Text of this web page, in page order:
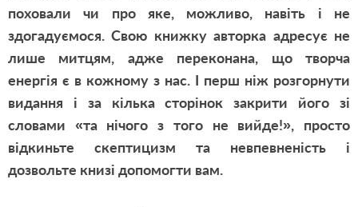
поховали чи про яке, можливо, навіть і не
здогадуємося. Свою книжку авторка адресує не
лише митцям, адже переконана, що творча
енергія є в кожному з нас. І перш ніж розгорнути
видання і за кілька сторінок закрити його зі
словами «та нічого з того не вийде!», просто
відкиньте скептицизм та невпевненість і
дозвольте книзі допомогти вам.